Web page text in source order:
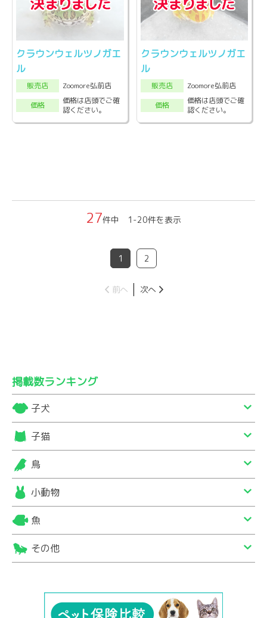
クラウンウェルツノガエ
ル
販売店
Zoomore弘前店
価格
価格は店頭でご確
認ください。
クラウンウェルツノガエ
ル
販売店
Zoomore弘前店
価格
価格は店頭でご確
認ください。
27件中 1-20件を表示
1 2
前へ 次へ
掲載数ランキング
子犬
子猫
鳥
小動物
魚
その他